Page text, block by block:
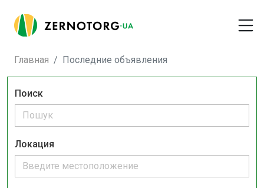
Главная Последние объявления
Поиск
Локация